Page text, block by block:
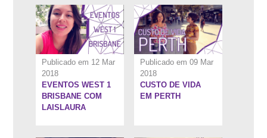
Publicado em 12 Mar
2018
EVENTOS WEST 1
BRISBANE COM
LAISLAURA
Publicado em 09 Mar
2018
CUSTO DE VIDA
EM PERTH